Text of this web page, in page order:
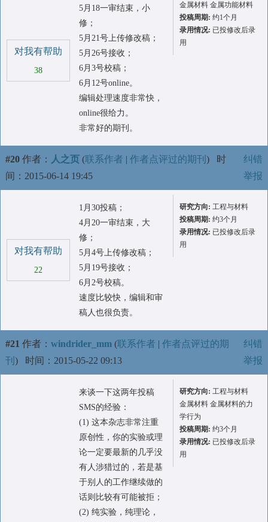
对我有帮助
38
5月18一审结束，小
修；
5月21号上传修改稿；
5月26号接收；
6月3号校稿；
6月12号online。
编辑处理速度非常快，
online很给力。
非常好的期刊。
金属材料 金属功能材料
投稿周期: 约1个月
录用情况: 已投修改后录
用
#20 作者： 人之页 (联系作者 | 作者点评过的期刊 ) 时
间：2015-06-14 19:45
纠错
举报
对我有帮助
22
1月30投稿；
4月20一审结束，大
修；
5月4号上传修改稿；
5月19号接收；
6月2号校稿。
速度比较快，编辑和审
稿人也很负责。
研究方向: 工程与材料
投稿周期: 约3个月
录用情况: 已投修改后录
用
#21 作者： windrider_mm (联系作者 | 作者点评过的期
刊 ) 时间：2015-05-22 09:13
纠错
举报
来谈一下这两年投稿
SMS的经验：
(1) 这本杂志非常注重
原创性，你的实验或理
论一定要最新的几乎没
有人涉猎过的，若是基
于别人的工作继续做的
话则比较有可能被拒；
(2) 纯实验，纯理论，
研究方向: 工程与材料
金属材料 金属材料的力
学行为
投稿周期: 约3个月
录用情况: 已投修改后录
用